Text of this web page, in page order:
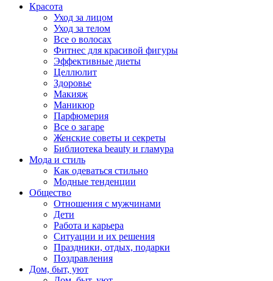
Красота
Уход за лицом
Уход за телом
Все о волосах
Фитнес для красивой фигуры
Эффективные диеты
Целлюлит
Здоровье
Макияж
Маникюр
Парфюмерия
Все о загаре
Женские советы и секреты
Библиотека beauty и гламура
Мода и стиль
Как одеваться стильно
Модные тенденции
Общество
Отношения с мужчинами
Дети
Работа и карьера
Ситуации и их решения
Праздники, отдых, подарки
Поздравления
Дом, быт, уют